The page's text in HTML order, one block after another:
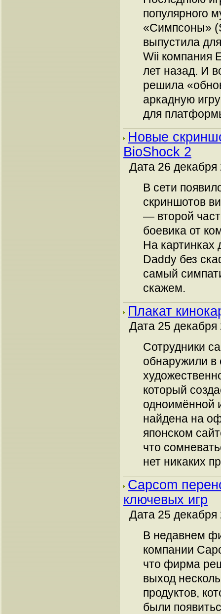
популярного
«Симпсоны»
выпустила
Wii компания
лет назад. И
решила
аркадную
для
Новые
BioShock 2
Дата 26 декабря
В сети
скриншотов
— второй
боевика от
На картинках
Daddy без
самый
скажем.
Плакат
Дата 25 декабря
Сотрудники
обнаружили в
который
одноимённой
найдена на
японском
что
нет никаких
Capcom
ключевых игр
Дата 25 декабря
В недавнем
компании
что фирма
выход
продуктов,
были